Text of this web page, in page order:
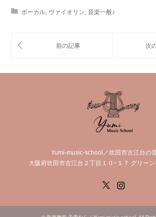
ボーカル, ヴァイオリン, 音楽一般♪
Yumi-music-school／吹田市古江台の
大阪府吹田市古江台２丁目１０−１７ グリー